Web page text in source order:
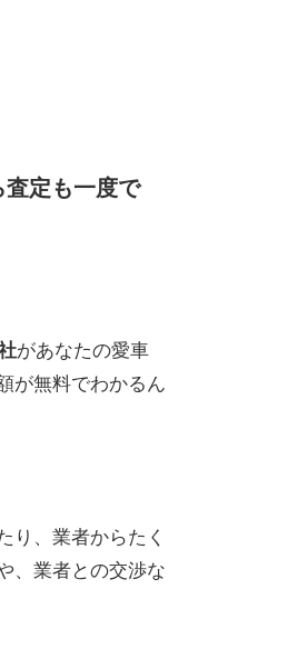
定も一度で
があなたの愛車
が無料でわかるん
り、業者からたく
、業者との交渉な